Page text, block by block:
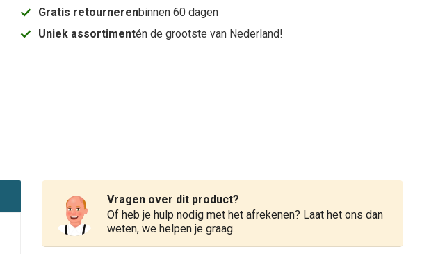
Gratis retournerenbinnen 60 dagen
Uniek assortimentén de grootste van Nederland!
Vragen over dit product?
Of heb je hulp nodig met het afrekenen? Laat het ons dan
weten, we helpen je graag.